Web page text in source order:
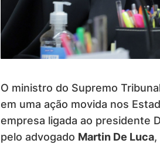
O ministro do Supremo
em uma ação movida nos
empresa ligada ao presidente
pelo advogado Martin De Luca